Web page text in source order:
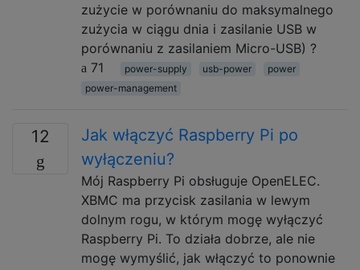
zużycie w porównaniu do maksymalnego
zużycia w ciągu dnia i zasilanie USB w
porównaniu z zasilaniem Micro-USB) ?
71
power-supply usb-power
power
power-management
12
Jak włączyć Raspberry Pi po
wyłączeniu?
Mój Raspberry Pi obsługuje OpenELEC.
XBMC ma przycisk zasilania w lewym
dolnym rogu, w którym mogę wyłączyć
Raspberry Pi. To działa dobrze, ale nie
mogę wymyślić, jak włączyć to ponownie